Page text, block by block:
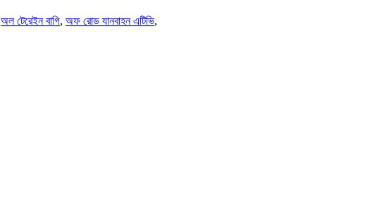
অল টেরেইন বাগি, অফ রোড যানবাহন এটিভি,